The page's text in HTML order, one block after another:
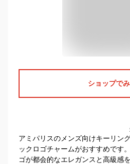
ショップで
アミパリスのメンズ向けキーリン
ックロゴチャームがおすすめです
ゴが都会的なエレガンスと高級感